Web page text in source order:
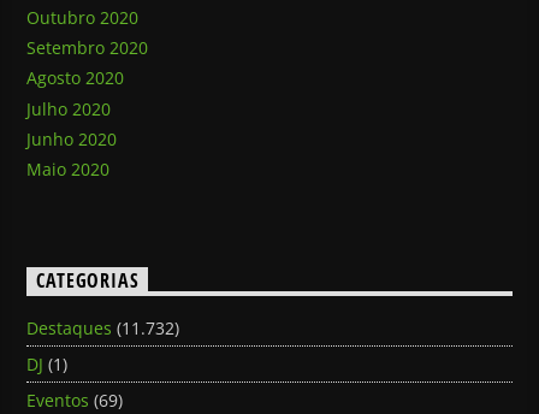
Outubro 2020
Setembro 2020
Agosto 2020
Julho 2020
Junho 2020
Maio 2020
CATEGORIAS
Destaques (11.732)
DJ (1)
Eventos (69)